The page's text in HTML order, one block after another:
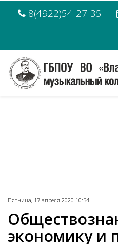
8(4922)54-27-35
Пятница, 17 апреля 2020 10:54
экономику и